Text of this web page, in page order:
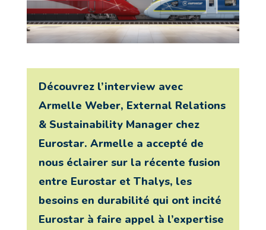
Découvrez l’interview avec
Armelle Weber, External Relations
& Sustainability Manager chez
Eurostar. Armelle a accepté de
nous éclairer sur la récente fusion
entre Eurostar et Thalys, les
besoins en durabilité qui ont incité
Eurostar à faire appel à l’expertise